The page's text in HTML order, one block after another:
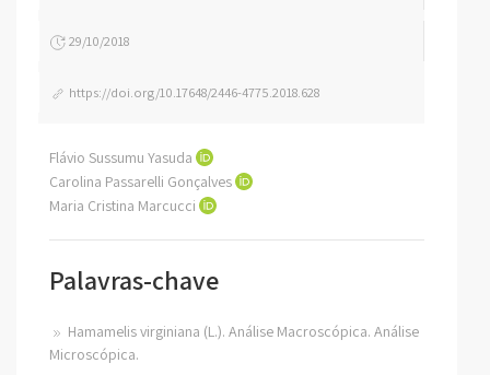
29/10/2018
https://doi.org/10.17648/2446-4775.2018.628
Flávio Sussumu Yasuda
Carolina Passarelli Gonçalves
Maria Cristina Marcucci
Palavras-chave
Hamamelis virginiana (L.). Análise Macroscópica. Análise
Microscópica.